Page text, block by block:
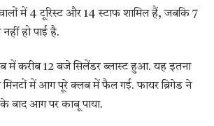
में 4 टूरिस्ट और 14 स्टाफ शामिल हैं, जबकि 7
हो पाई है.
में करीब 12 बजे सिलेंडर ब्लास्ट हुआ. यह इतना
मिनटों में आग पूरे क्लब में फैल गई. फायर ब्रिगेड ने
बाद आग पर काबू पाया.